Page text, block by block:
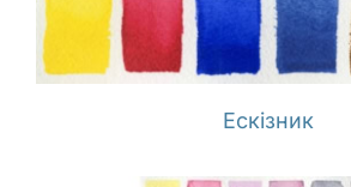
Ескізник